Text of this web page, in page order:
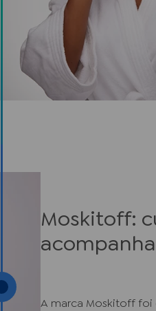
Moskitoff:
A marca Moskitoff foi